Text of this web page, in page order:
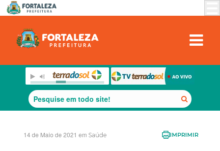
14 de Maio de 2021 em Saúde IMPRIMIR